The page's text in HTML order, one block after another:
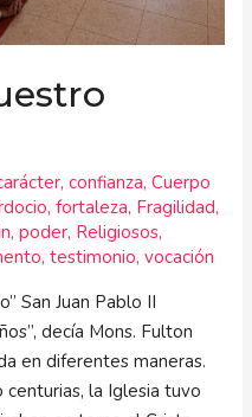
,confianza,Cuerpo
,fortaleza, Fragilidad,
,poder, Religiosos,
,testimonio,vocación
San Juan Pablo II
decía Mons. Fulton
en diferentes maneras.
la Iglesia tuvo